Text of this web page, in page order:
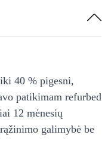
40 % pigesni,
patikimam refurbed
12 mėnesių
galimybė be